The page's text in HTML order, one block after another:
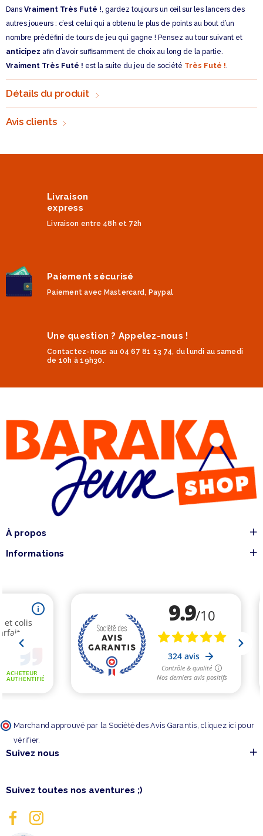
Dans Vraiment Très Futé ! , gardez toujours un œil sur les lancers des
autres joueurs : c’est celui qui a obtenu le plus de points au bout d’un
nombre prédéfini de tours de jeu qui gagne ! Pensez au tour suivant et
anticipez afin d’avoir suffisamment de choix au long de la partie.
Vraiment Très Futé ! est la suite du jeu de société Très Futé !
Détails du produit
Avis clients
Livraison
express
Livraison entre 48h et 72h
Paiement sécurisé
Paiement avec Mastercard, Paypal
Une question ? Appelez-nous !
Contactez-nous au 04 67 81 13 74, du lundi au samedi
de 10h à 19h30.
À propos
Informations
Marchand approuvé par la Société des Avis Garantis, cliquez ici pour
vérifier.
Suivez nous
Suivez toutes nos aventures ;)